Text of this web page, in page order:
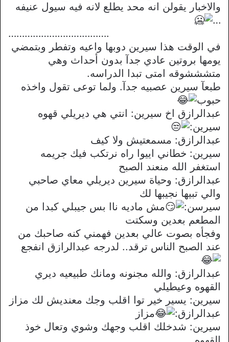
والاخبار يقولن انه محد يطلع لانه فيه سيول عنيفه
…
……………………………….
في الوقت هذا سيرين دوبها واعيه وتفطر وبتمضي
يومها بروتين عادي جدآ بدون أحداث وهي
متشششوقه امتى تبدا الدراسه.
طبعآ سيرين عصبيه جدآ. ولما توعى تقول واخذه
حبوب
عبدالرازق اخ سيرين: انتي هي ديريلي قهوه
سيرين:
عبدالرازق: مسمعتيش ولا كيف
سيرين: خطاني اييوا راه نرتكب فيك جريمه
استغفر الله منعند الصبح
عبدالرازق: وحياة سيرين ديريلي معاي صاحبي
والي تبيها نجيبها لك
سيرسن:
مش ماديه ناا بس جيبلي كبدا من
المطعم بعدين وسكتت
وفجأه بصوت عالي بعدين فهمني كنه صاحبك من
عند الصبح الناس ترقد.. لدرجه عبدالرازق انفجع
عبدالرازق: والله مجنونه ومانك طبيعيه ديري
القهوه وعيطيلي
سيرين: يسير خير توا اقلب وجك معنديش لك مزاز
عبدالرازق:
مزاز
سيرين: شدخلك اقلب وجهك وشوي وتعال خوذ